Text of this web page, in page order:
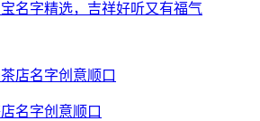
名字精选，吉祥好听又有福气
名字创意顺口